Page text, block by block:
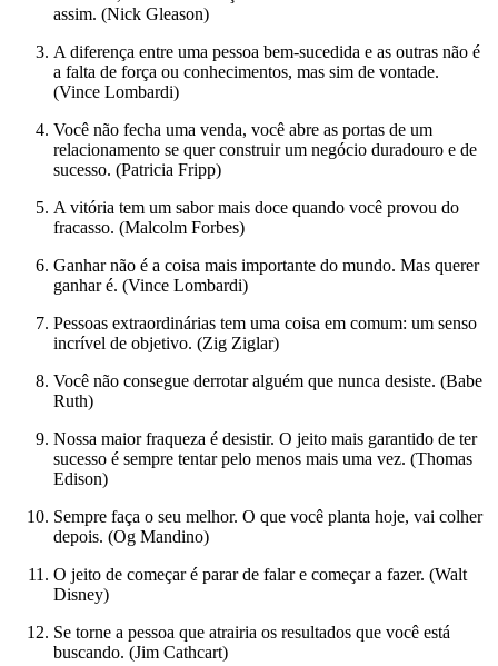
assim. (Nick Gleason)
A diferença entre uma pessoa bem-sucedida e as outras não é
a falta de força ou conhecimentos, mas sim de vontade.
(Vince Lombardi)
Você não fecha uma venda, você abre as portas de um
relacionamento se quer construir um negócio duradouro e de
sucesso. (Patricia Fripp)
A vitória tem um sabor mais doce quando você provou do
fracasso. (Malcolm Forbes)
Ganhar não é a coisa mais importante do mundo. Mas querer
ganhar é. (Vince Lombardi)
Pessoas extraordinárias tem uma coisa em comum: um senso
incrível de objetivo. (Zig Ziglar)
Você não consegue derrotar alguém que nunca desiste. (Babe
Ruth)
Nossa maior fraqueza é desistir. O jeito mais garantido de ter
sucesso é sempre tentar pelo menos mais uma vez. (Thomas
Edison)
Sempre faça o seu melhor. O que você planta hoje, vai colher
depois. (Og Mandino)
O jeito de começar é parar de falar e começar a fazer. (Walt
Disney)
Se torne a pessoa que atrairia os resultados que você está
buscando. (Jim Cathcart)